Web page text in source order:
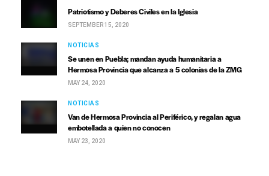
NOTICIAS
Patriotismo y Deberes Civiles en la Iglesia
NOTICIAS
Se unen en Puebla; mandan ayuda humanitaria a
Hermosa Provincia que alcanza a 5 colonias de la ZMG
NOTICIAS
Van de Hermosa Provincia al Periférico, y regalan agua
embotellada a quien no conocen